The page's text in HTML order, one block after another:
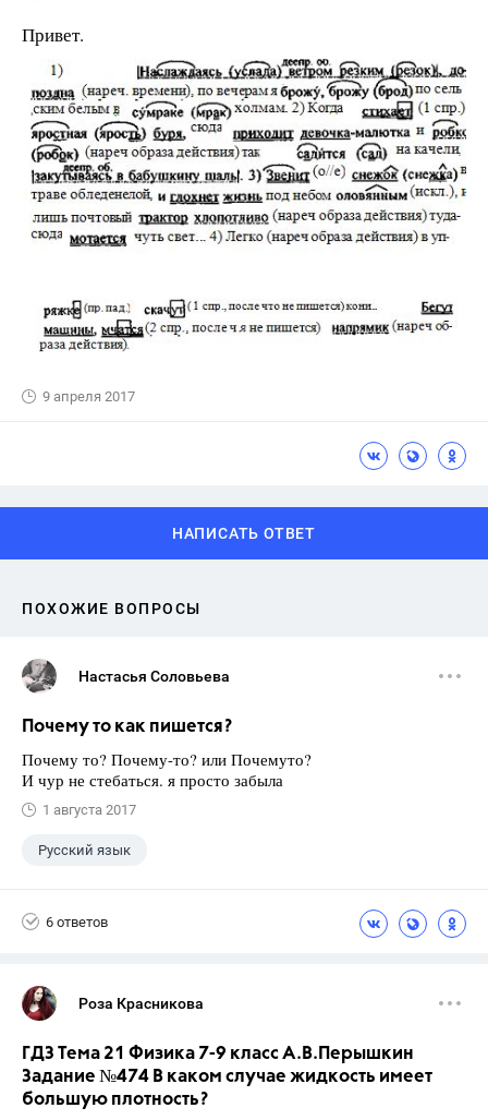
Привет.
9 апреля 2017
НАПИСАТЬ ОТВЕТ
ПОХОЖИЕ ВОПРОСЫ
Настасья Соловьева
Почему то как пишется?
Почему то? Почему-то? или Почемуто?
И чур не стебаться. я просто забыла
1 августа 2017
Русский язык
6 ответов
Роза Красникова
ГДЗ Тема 21 Физика 7-9 класс А.В.Перышкин
Задание №474 В каком случае жидкость имеет
большую плотность?